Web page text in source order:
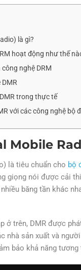
là gì?
hoạt động như thế
nghệ DRM
trong thực tế
với các công nghệ bộ
Mobile
là tiêu chuẩn cho bộ
giọng nói được cải
băng tần khác
ở trên, DMR được
nhà sản xuất và
bảo khả năng